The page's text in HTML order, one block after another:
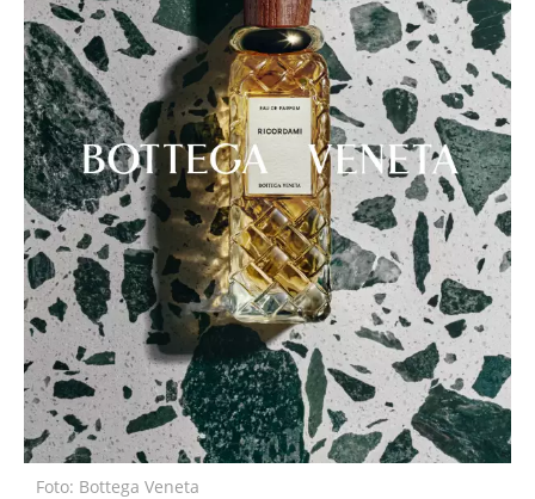
Foto: Bottega Veneta